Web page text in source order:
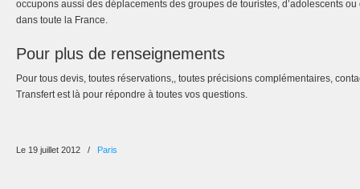
occupons aussi des déplacements des groupes de touristes, d’adolescents
dans toute la France.
Pour plus de renseignements
Pour tous devis, toutes réservations,, toutes précisions complémentaires,
Transfert est là pour répondre à toutes vos questions.
Le 19 juillet 2012 / Paris